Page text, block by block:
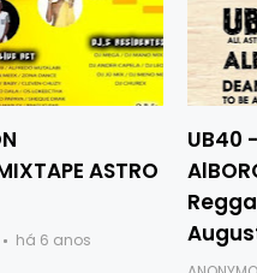
ASTRO
há 6 anos
UB40